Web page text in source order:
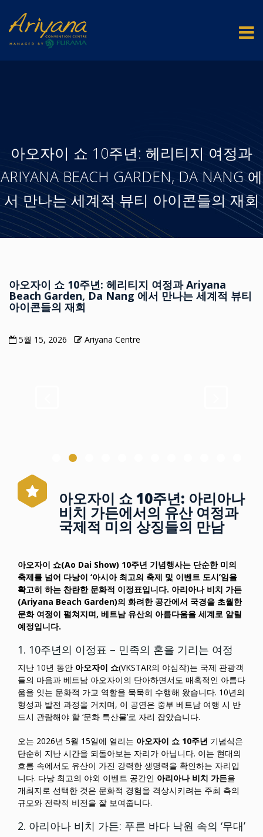
아오자이 쇼 10주년: 헤리티지 여정과
ARIYANA BEACH GARDEN, DA NANG 에
서 만나는 세계적 뷰티 아이콘들의 재회
아오자이 쇼 10주년: 헤리티지 여정과 Ariyana
Beach Garden, Da Nang 에서 만나는 세계적 뷰티
아이콘들의 재회
5월 15, 2026 Ariyana Centre
아오자이 쇼 10주년: 아리아나
비치 가든에서의 유산 여정과
국제적 미의 상징들의 만남
아오자이 쇼(Ao Dai Show) 10주년 기념행사는 단순한 미의
축제를 넘어 다낭이 ‘아시아 최고의 축제 및 이벤트 도시’임을
확고히 하는 찬란한 문화적 이정표입니다. 아리아나 비치 가든
(Ariyana Beach Garden)의 화려한 공간에서 국경을 초월한
문화 여정이 펼쳐지며, 베트남 유산의 아름다움을 세계로 알릴
예정입니다.
1. 10주년의 이정표 – 민족의 혼을 기리는 여정
지난 10년 동안 아오자이 쇼(VKSTAR의 야심작)는 국제 관광객
들의 마음과 베트남 아오자이의 단아하면서도 매혹적인 아름다
움을 잇는 문화적 가교 역할을 묵묵히 수행해 왔습니다. 10년의
형성과 발전 과정을 거치며, 이 공연은 중부 베트남 여행 시 반
드시 관람해야 할 ‘문화 특산물’로 자리 잡았습니다.
오는 2026년 5월 15일에 열리는 아오자이 쇼 10주년 기념식은
단순히 지난 시간을 되돌아보는 자리가 아닙니다. 이는 현대의
흐름 속에서도 유산이 가진 강력한 생명력을 확인하는 자리입
니다. 다낭 최고의 야외 이벤트 공간인 아리아나 비치 가든을
개최지로 선택한 것은 문화적 경험을 격상시키려는 주최 측의
규모와 전략적 비전을 잘 보여줍니다.
2. 아리아나 비치 가든: 푸른 바다 낙원 속의 ‘무대’